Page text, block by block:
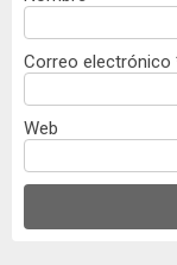
Correo electrónico
Web